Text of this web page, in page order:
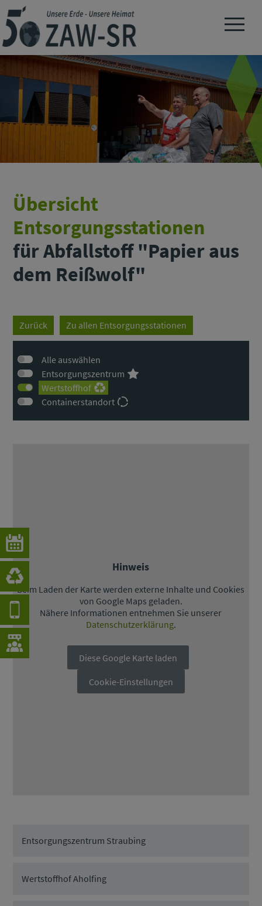
Navigation
Übersicht
Entsorgungsstationen
für Abfallstoff "Papier aus
dem Reißwolf"
Zurück Zu allen Entsorgungsstationen
Alle auswählen
Entsorgungszentrum
Wertstoffhof
Containerstandort
Hinweis
Beim Laden der Karte werden externe Inhalte und Cookies
von Google Maps geladen.
Nähere Informationen entnehmen Sie unserer
Datenschutzerklärung.
Diese Google Karte laden
Cookie-Einstellungen
Entsorgungszentrum Straubing
Wertstoffhof Aholfing